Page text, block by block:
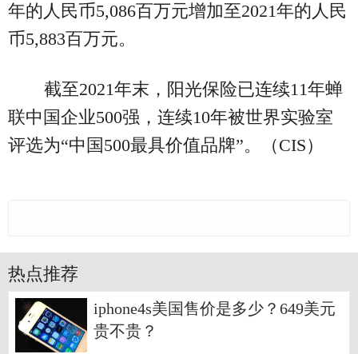
年的人民币5,086百万元增加至2021年的人民
币5,883百万元。
截至2021年末，阳光保险已连续11年蝉
联中国企业500强，连续10年被世界实验室
评选为“中国500最具价值品牌”。（CIS）
热点推荐
iphone4s美国售价是多少？649美元
贵不贵？